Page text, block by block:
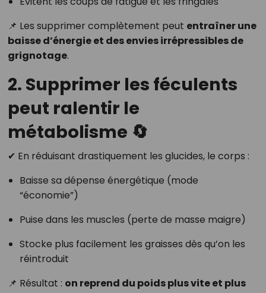
📌 Les supprimer complètement peut entraîner une
baisse d’énergie et des envies irrépressibles de
grignotage.
2. Supprimer les féculents
peut ralentir le
métabolisme 🔄
✔ En réduisant drastiquement les glucides, le corps :
Baisse sa dépense énergétique (mode
“économie”)
Puise dans les muscles (perte de masse maigre)
Stocke plus facilement les graisses dès qu’on les
réintroduit
📌 Résultat : on reprend du poids plus vite et plus